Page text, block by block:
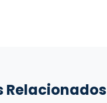
Relacionados